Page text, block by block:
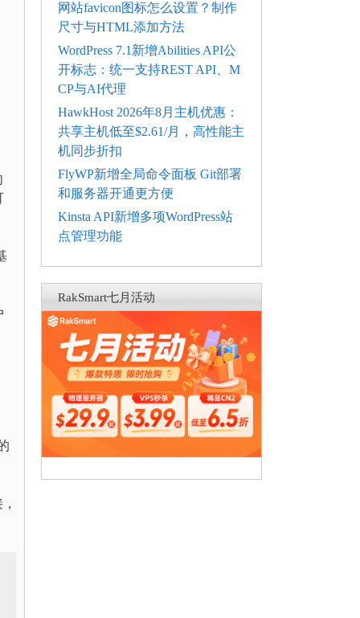
网站favicon图标怎么设置？制作
尺寸与HTML添加方法
WordPress 7.1新增Abilities API公
开标志：统一支持REST API、M
CP与AI代理
HawkHost 2026年8月主机优惠：
共享主机低至$2.61/月，高性能主
机同步折扣
FlyWP新增全局命令面板 Git部署
和服务器开通更方便
Kinsta API新增多项WordPress站
点管理功能
RakSmart七月活动